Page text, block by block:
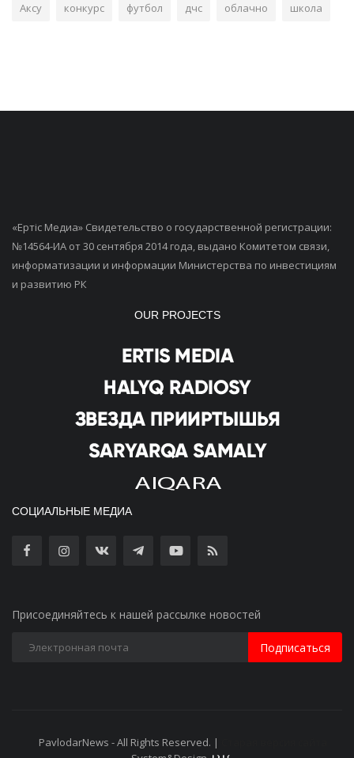
Аксу конкурс футбол дчс облачно школа
«Ертiс Медиа» Свидетельство о государственной регистрации:
№14564-ИА от 30 сентября 2014 года, выдано Комитетом связи,
информатизации и информации Министерства по инвестициям
и развитию РК
OUR PROJECTS
СОЦИАЛЬНЫЕ МЕДИА
Присоединяйтесь к нашей рассылке новостей
Подписаться
PavlodarNews - All Rights Reserved. |